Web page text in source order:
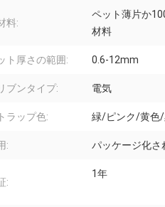
料:
ペット薄片か
材料
ト厚さの範囲: 0.6-12mm
ブンタイプ: 電気
ラップ色: 緑/ピンク/黄色
: パッケージ化さ
:
1年